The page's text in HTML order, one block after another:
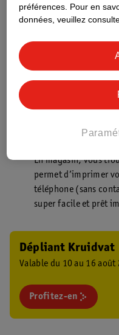
En savoir plus
Aussi dans ce
Faites livrer votre
facilement. Plus
En magasin, vous
permet d’imprimer
téléphone (sans
super facile et prêt
Dépliant Kruidvat
Valable du 10 au 16 août
Profitez-en
préférences. Pour en
données, veuillez